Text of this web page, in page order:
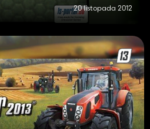
20 listopada 2012